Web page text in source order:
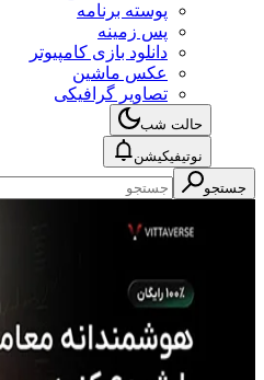
پوسته برنامه
پس زمینه
دانلود بازی کامپیوتر
عکس ماشین
تصاویر گرافیکی
حالت شب
نوتیفیکیشن
جستجو